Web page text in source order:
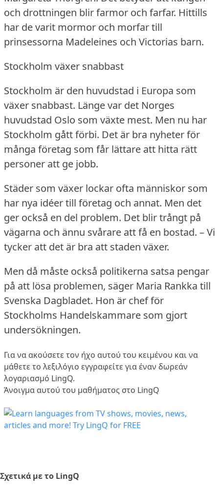
och drottningen blir farmor och farfar. Hittills
har de varit mormor och morfar till
prinsessorna Madeleines och Victorias barn.
Stockholm växer snabbast
Stockholm är den huvudstad i Europa som
växer snabbast. Länge var det Norges
huvudstad Oslo som växte mest. Men nu har
Stockholm gått förbi. Det är bra nyheter för
många företag som får lättare att hitta rätt
personer att ge jobb.
Städer som växer lockar ofta människor som
har nya idéer till företag och annat. Men det
ger också en del problem. Det blir trångt på
vägarna och ännu svårare att få en bostad. – Vi
tycker att det är bra att staden växer.
Men då måste också politikerna satsa pengar
på att lösa problemen, säger Maria Rankka till
Svenska Dagbladet. Hon är chef för
Stockholms Handelskammare som gjort
undersökningen.
Για να ακούσετε τον ήχο αυτού του κειμένου και να
μάθετε το λεξιλόγιο εγγραφείτε για έναν δωρεάν
λογαριασμό LingQ.
Άνοιγμα αυτού του μαθήματος στο LingQ
Σχετικά με το LingQ